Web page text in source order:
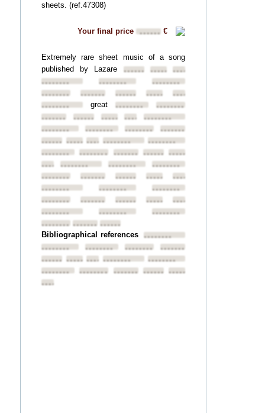
sheets. (ref.47308)
Your final price •••••• €
Extremely rare sheet music of a song
published by Lazare ••••••••••••••••••••••••
••••••••
••••••••
••••••••
••••••••
•••••••• •••••••• ••••••••••••••••
••••••••
great ••••••••
••••••••
••••••••
••••••••••••••••••••••••••••••••
••••••••
•••••••• ••••••••
••••••••
••••••••••••••••••••••••••••••••
••••••••
••••••••
•••••••• •••••••• ••••••••••••••••
•••••••••••••••• ••••••••
••••••••
••••••••
•••••••• •••••••• ••••••••••••••••
••••••••
••••••••
••••••••
••••••••
•••••••• •••••••• ••••••••••••••••
••••••••
••••••••
••••••••
•••••••• ••••••••••••••••
Bibliographical references ••••••••
••••••••
•••••••• ••••••••
••••••••
••••••••••••••••••••••••••••••••
••••••••
••••••••
•••••••• •••••••• ••••••••••••••••
••••••••